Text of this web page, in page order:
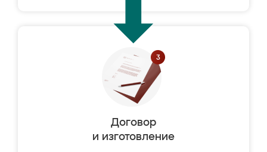
Договор
и изготовление